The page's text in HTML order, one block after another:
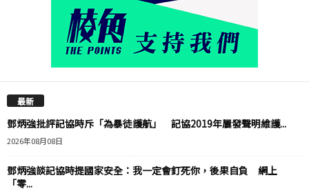
最新
鄧炳強批評記協時斥「為暴徒護航」 記協2019年屢發聲明維護...
2026年08月08日
鄧炳強談記協時提國家安全：我一定會釘死你，後果自負 網上
「零...